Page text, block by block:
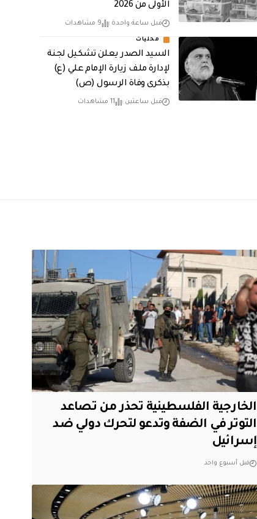
الأولى من 2026
قبل ساعة واحدة 9 مشاهدات
محليات
السيد الصدر يعلن تشكيل لجنة
لإدارة ملف زيارة الإمام علي (ع)
بذكرى وفاة الرسول (ص)
قبل ساعتين 11 مشاهدات
الخارجية الفلسطينية تحذر من تصاعد
التوتر في الضفة وتدعو لتحرك دولي ضد
إسرائيل
قبل أسبوع واحد